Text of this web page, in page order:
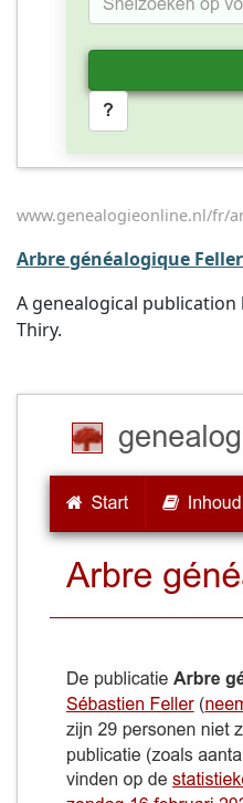
www.genealogieonline.nl/fr/
Arbre généalogique
A genealogical publication
Thiry.